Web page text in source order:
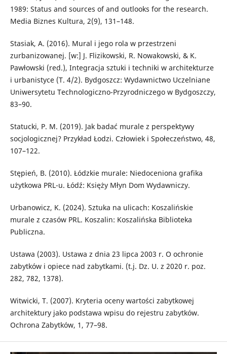
1989: Status and sources of and outlooks for the research.
Media Biznes Kultura, 2(9), 131–148.
Stasiak, A. (2016). Mural i jego rola w przestrzeni
zurbanizowanej. [w:] J. Flizikowski, R. Nowakowski, & K.
Pawłowski (red.), Integracja sztuki i techniki w architekturze
i urbanistyce (T. 4/2). Bydgoszcz: Wydawnictwo Uczelniane
Uniwersytetu Technologiczno-Przyrodniczego w Bydgoszczy,
83–90.
Statucki, P. M. (2019). Jak badać murale z perspektywy
socjologicznej? Przykład Łodzi. Człowiek i Społeczeństwo, 48,
107–122.
Stępień, B. (2010). Łódzkie murale: Niedoceniona grafika
użytkowa PRL-u. Łódź: Księży Młyn Dom Wydawniczy.
Urbanowicz, K. (2024). Sztuka na ulicach: Koszalińskie
murale z czasów PRL. Koszalin: Koszalińska Biblioteka
Publiczna.
Ustawa (2003). Ustawa z dnia 23 lipca 2003 r. O ochronie
zabytków i opiece nad zabytkami. (t.j. Dz. U. z 2020 r. poz.
282, 782, 1378).
Witwicki, T. (2007). Kryteria oceny wartości zabytkowej
architektury jako podstawa wpisu do rejestru zabytków.
Ochrona Zabytków, 1, 77–98.